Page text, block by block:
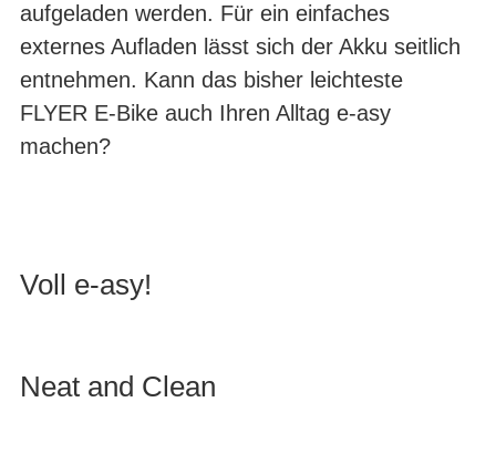
aufgeladen werden. Für ein einfaches
externes Aufladen lässt sich der Akku seitlich
ent­nehmen. Kann das bisher leichteste
FLYER E-Bike auch Ihren Alltag e-asy
machen?
Voll e-asy!
Neat and Clean